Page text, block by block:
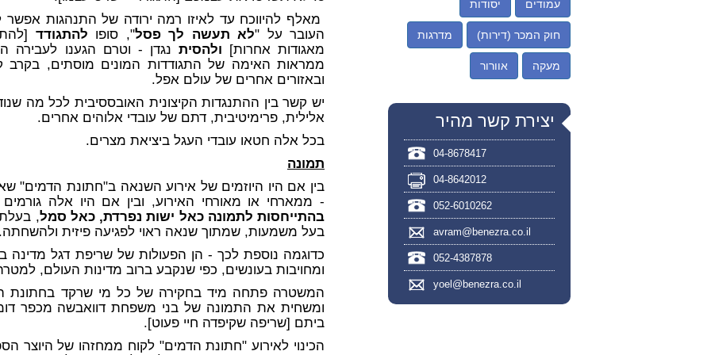
מאלף להיווכח עד לאיזו רמה ירודה של התנהגות
העובר על "לא תעשה לך פסל", סופו להתגודד
מאגודות אחרות] ולהסית נגדן - וטרם הגענו
ממראות האימה של התגודדות המונים מוסתים, בקרב
ובאזורים אחרים של עולם אפל.
יש קשר בין ההתנגדות הקיצונית האובססיבית לכל מה
אלילית, פרימיטיבית, דתם של עובדי אלוהים אחרים.
בכל אלה חטאו עובדי העגל ביציאת מצרים.
תמונה
- ממארחי או מאורחי האירוע, ובין אם היו אלה
בהתייחסות לתמונה כאל ישות נפרדת, כאל סמל,
בעל משמעות, שמתוך שנאה ראוי לפגיעה פיזית
כדוגמה נוספת לכך - הן הפעולות של שריפת דגל מדינה
ומחויבות בעונשים, כפי שנקבע ברוב מדינות העולם,
המשטרה פתחה מיד בחקירה של כל מי שרקד בחתונת
ומשחית את התמונה של בני משפחת דוואבשה מכפר
ביתם [שריפה שקיפדה חיי פעוט].
הכינוי לאירוע "חתונת הדמים" לקוח ממחזהו של היוצר
עמודים יסודות
חוק המכר (דירות) מדרגות
מעקה אוורור
יצירת קשר מהיר
04-8678417
04-8642012
052-6010262
avram@benezra.co.il
052-4387878
yoel@benezra.co.il